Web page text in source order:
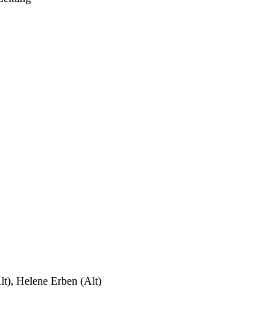
Helene Erben (Alt)